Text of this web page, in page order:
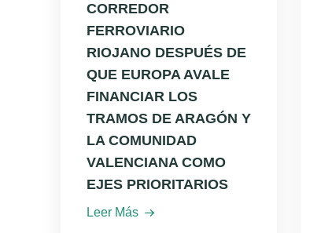
CORREDOR
FERROVIARIO
RIOJANO DESPUÉS DE
QUE EUROPA AVALE
FINANCIAR LOS
TRAMOS DE ARAGÓN Y
LA COMUNIDAD
VALENCIANA COMO
EJES PRIORITARIOS
Leer Más